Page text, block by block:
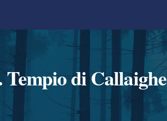
Tempio di Callaighe